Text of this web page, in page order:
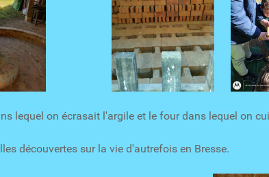
on écrasait l'argile et le four dans lequel on
découvertes sur la vie d'autrefois en Bresse.